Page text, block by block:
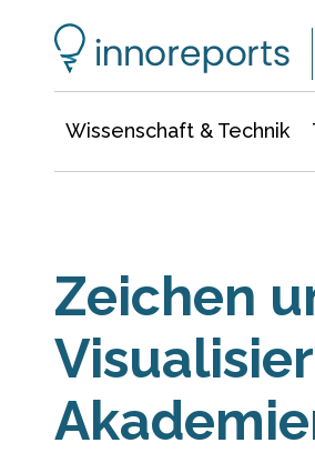
Wissenschaft & Technik
Zeichen